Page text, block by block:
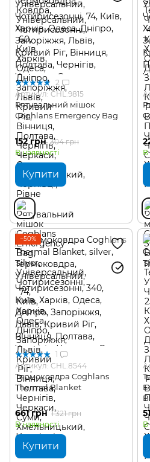
2
Артикул: CHL.9815
Рятувальний мішок
Coghlans Emergency Bag
152 грн 304 грн
В наявності
Купити
В
−50%
1
Артикул: CHL.8544
Термоковдра Coghlans
Thermal Blanket
661 грн 1 321 грн
В наявності
Купити
В